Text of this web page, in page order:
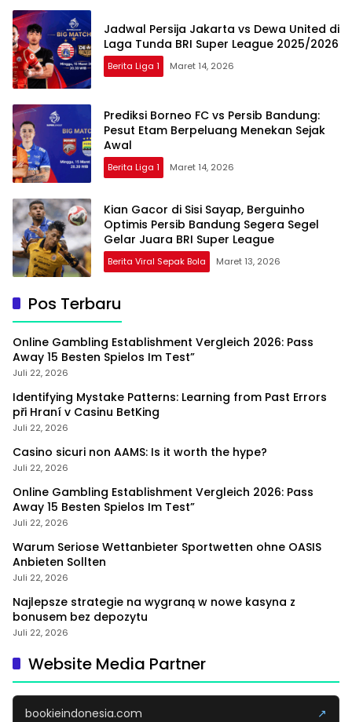
Jadwal Persija Jakarta vs Dewa United di
Laga Tunda BRI Super League 2025/2026
Berita Liga 1 Maret 14, 2026
Prediksi Borneo FC vs Persib Bandung:
Pesut Etam Berpeluang Menekan Sejak
Awal
Berita Liga 1 Maret 14, 2026
Kian Gacor di Sisi Sayap, Berguinho
Optimis Persib Bandung Segera Segel
Gelar Juara BRI Super League
Berita Viral Sepak Bola Maret 13, 2026
Pos Terbaru
Online Gambling Establishment Vergleich 2026: Pass
Away 15 Besten Spielos Im Test”
Juli 22, 2026
Identifying Mystake Patterns: Learning from Past Errors
při Hraní v Casinu BetKing
Juli 22, 2026
Casino sicuri non AAMS: Is it worth the hype?
Juli 22, 2026
Online Gambling Establishment Vergleich 2026: Pass
Away 15 Besten Spielos Im Test”
Juli 22, 2026
Warum Seriose Wettanbieter Sportwetten ohne OASIS
Anbieten Sollten
Juli 22, 2026
Najlepsze strategie na wygraną w nowe kasyna z
bonusem bez depozytu
Juli 22, 2026
Website Media Partner
bookieindonesia.com ↗